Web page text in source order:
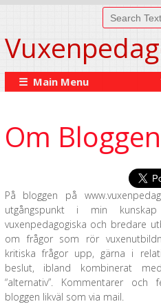
☰ Main Menu
Om Bloggen
På bloggen på
utgångspunkt i min
vuxenpedagogiska och bredare
om frågor som rör
kritiska frågor upp, gärna i
beslut, ibland kombinerat
“alternativ”. Kommentarer och
bloggen likväl som via mail.